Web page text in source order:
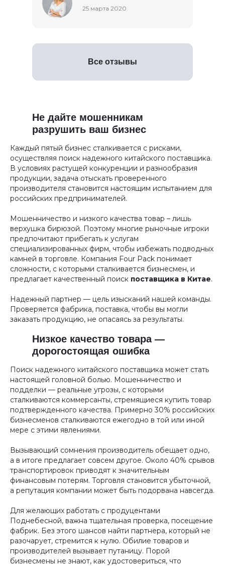
25 марта 2020
Все отзывы
Не дайте мошенникам
разрушить ваш бизнес
Каждый пятый бизнес сталкивается с рисками,
осуществляя поиск надежного китайского поставщика.
В условиях растущей конкуренции и разнообразия
продукции, задача отыскать проверенного
производителя становится настоящим испытанием для
российских предпринимателей.
Мошенничество и низкого качества товар – лишь
верхушка бирюзой. Поэтому многие рыночные игроки
предпочитают прибегать к услугам
специализированных фирм, чтобы избежать подводных
камней в торговле. Компания Four Pack понимает
сложности, с которыми сталкивается бизнесмен, и
предлагает качественный поиск поставщика в Китае.
Надежный партнер — цель изысканий нашей команды.
Проверяется фабрика, поставка, чтобы вы могли
заказать продукцию, не опасаясь за результаты.
Низкое качество товара —
дорогостоящая ошибка
Поиск надежного китайского поставщика может стать
настоящей головной болью. Мошенничество и
подделки — реальные угрозы, с которыми
сталкиваются коммерсанты, стремящиеся купить товар
подтвержденного качества. Примерно 30% российских
бизнесменов сталкиваются ежегодно в той или иной
мере с этими явлениями.
Вызывающий сомнения производитель обещает одно,
а в итоге предлагает совсем другое. Около 40% срывов
транспортировок приводят к значительным
финансовым потерям. Торговля становится убыточной,
а репутация компании может быть подорвана навсегда.
Для желающих работать с продуцентами
Поднебесной, важна тщательная проверка, посещение
фабрик. Без этого шансов найти партнера, который не
разочарует, стремится к нулю. Обилие товаров и
производителей вызывает путаницу. Порой
бизнесмены не знают, как удостовериться, что